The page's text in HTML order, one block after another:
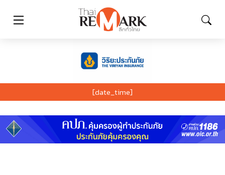
[date_time]